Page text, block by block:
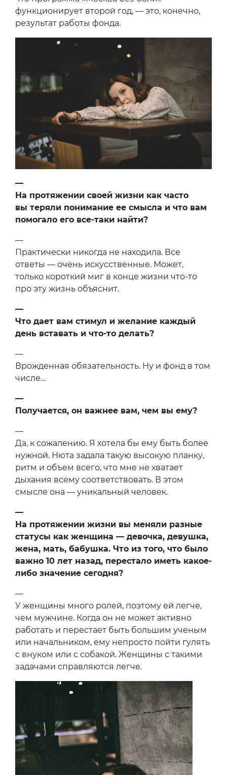
функционирует второй год, — это, конечно,
результат работы фонда.
—
На протяжении своей жизни как часто
вы теряли понимание ее смысла и что вам
помогало его все-таки найти?
—
Практически никогда не находила. Все
ответы — очень искусственные. Может,
только короткий миг в конце жизни что-то
про эту жизнь объяснит.
—
Что дает вам стимул и желание каждый
день вставать и что-то делать?
—
Врожденная обязательность. Ну и фонд в том
числе…
—
Получается, он важнее вам, чем вы ему?
—
Да, к сожалению. Я хотела бы ему быть более
нужной. Нюта задала такую высокую планку,
ритм и объем всего, что мне не хватает
дыхания всему соответствовать. В этом
смысле она — уникальный человек.
—
На протяжении жизни вы меняли разные
статусы как женщина — девочка, девушка,
жена, мать, бабушка. Что из того, что было
важно 10 лет назад, перестало иметь какое-
либо значение сегодня?
—
У женщины много ролей, поэтому ей легче,
чем мужчине. Когда он не может активно
работать и перестает быть большим ученым
или начальником, ему непросто пойти гулять
с внуком или с собакой. Женщины с такими
задачами справляются легче.